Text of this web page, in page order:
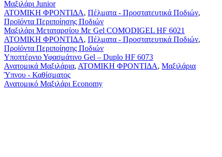
Μαξιλάρι Junior
Μαξιλάρι
Μεταταρσίου
Με
Gel
COMODIGEL
HF
6021
ΑΤΟΜΙΚΗ ΦΡΟΝΤΙΔΑ, Πέλματα - Προστατευτικά Ποδιών,
Προϊόντα Περιποίησης Ποδιών
Μαξιλάρι Μεταταρσίου Με Gel COMODIGEL HF 6021
Υποπτέρνιο
Υφασμάτινο
Gel
–
Duplo
HF
ΑΤΟΜΙΚΗ ΦΡΟΝΤΙΔΑ, Πέλματα - Προστατευτικά Ποδιών,
Προϊόντα Περιποίησης Ποδιών
Υποπτέρνιο Υφασμάτινο Gel – Duplo HF 6073
Ανατομικό
Μαξιλάρι
Economy
Ανατομικά Μαξιλάρια, ΑΤΟΜΙΚΗ ΦΡΟΝΤΙΔΑ, Μαξιλάρια
Ύπνου - Καθίσματος
Ανατομικό Μαξιλάρι Economy